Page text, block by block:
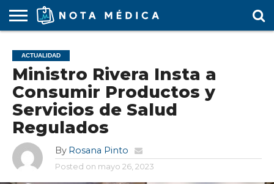
MÉDICA
ARS
ARTÍCULO
ACTUALIDAD
COLEGIO
MÉDICO
COVID-
19
EDUCACIÓN
MÉDICA
ESTUDIANTES
FARMACÉUTICAS
GUBERNAMENTAL
HOSPITALES
Y CLÍNICAS
MARKETING
MÉDICO
RESIDENTES
SALUD
LABORAL
SOCIEDADES
MÉDICAS
TURISMO
MÉDICO
VÍDEOS
ACTUALIDAD
Ministro Rivera Insta a
Consumir Productos y
Servicios de Salud
Regulados
By Rosana Pinto
Posted on mayo 26, 2023